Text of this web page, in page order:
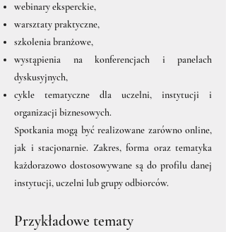
webinary eksperckie,
warsztaty praktyczne,
szkolenia branżowe,
wystąpienia na konferencjach i panelach
dyskusyjnych,
cykle tematyczne dla uczelni, instytucji i
organizacji biznesowych.
Spotkania mogą być realizowane zarówno online,
jak i stacjonarnie. Zakres, forma oraz tematyka
każdorazowo dostosowywane są do profilu danej
instytucji, uczelni lub grupy odbiorców.
Przykładowe tematy